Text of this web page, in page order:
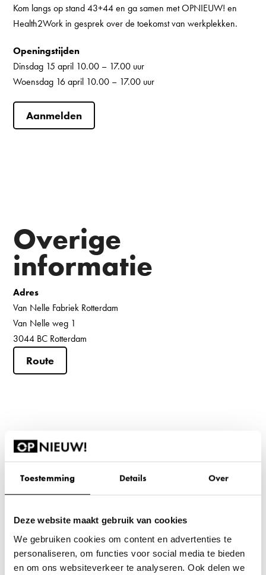
Toestemming Details Over
Deze website maakt gebruik van cookies
We gebruiken cookies om content en advertenties te
personaliseren, om functies voor social media te bieden
en om ons websiteverkeer te analyseren. Ook delen we
Kom langs op stand 43+44 en ga samen met OPNIEUW! en
Health2Work in gesprek over de toekomst van werkplekken.
Openingstijden
Dinsdag 15 april 10.00 – 17.00 uur
Woensdag 16 april 10.00 – 17.00 uur
Aanmelden
Overige
informatie
Adres
Van Nelle Fabriek Rotterdam
Van Nelle weg 1
3044 BC Rotterdam
Route